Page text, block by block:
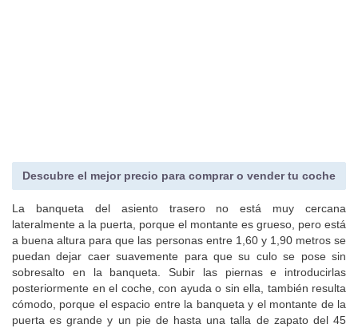
Descubre el mejor precio para comprar o vender tu coche
La banqueta del asiento trasero no está muy cercana
lateralmente a la puerta, porque el montante es grueso, pero está
a buena altura para que las personas entre 1,60 y 1,90 metros se
puedan dejar caer suavemente para que su culo se pose sin
sobresalto en la banqueta. Subir las piernas e introducirlas
posteriormente en el coche, con ayuda o sin ella, también resulta
cómodo, porque el espacio entre la banqueta y el montante de la
puerta es grande y un pie de hasta una talla de zapato del 45